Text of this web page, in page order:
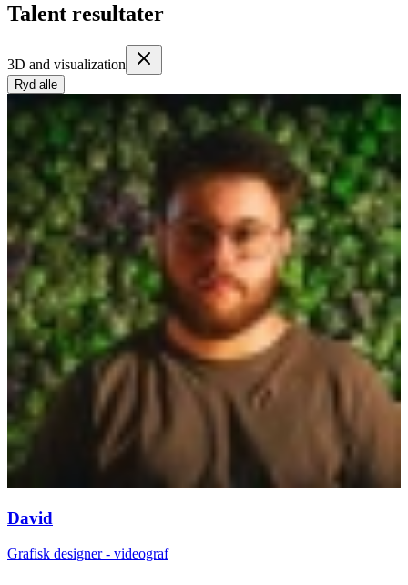
Talent resultater
3D and visualization
Ryd alle
David
Grafisk designer - videograf